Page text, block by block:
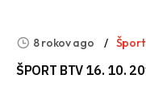
8 rokov ago Šport
ŠPORT BTV 16. 10.